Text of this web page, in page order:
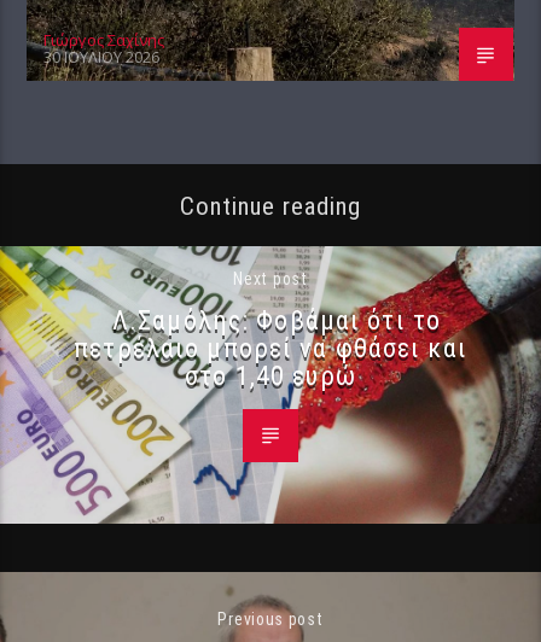
Γιώργος Σαχίνης
30 ΙΟΥΛΊΟΥ 2026
Continue reading
Next post
Λ.Σαμόλης: Φοβάμαι ότι το
πετρέλαιο μπορεί να φθάσει και
στο 1,40 ευρώ
Previous post